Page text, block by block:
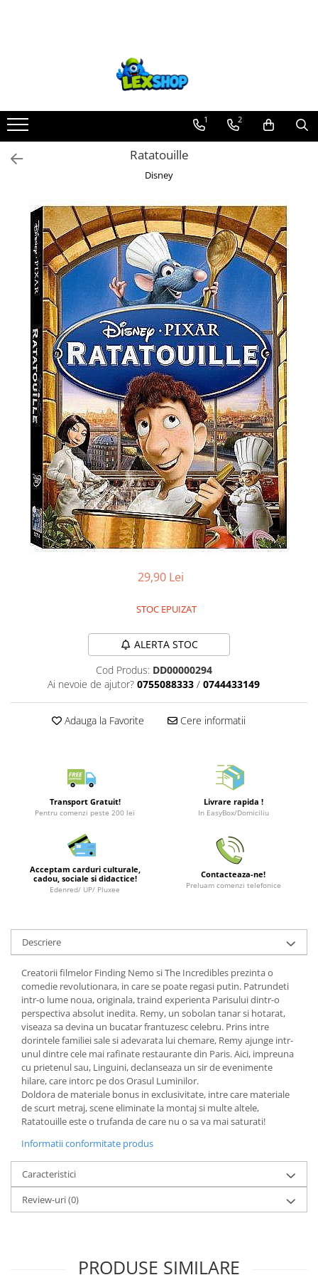
Board Games
Extensii boardgames
Card Games (jocuri cu carti)
Jocuri pentru toata familia
Party Games (jocuri de petrecere)
Jocuri pentru copii
Smart Games
Puzzle-uri logice
Jocuri cu miniaturi
Battletech
Final Girl - solo game
Miniaturi Arkham Horror
Miniaturi HEROCLIX
Accesorii pentru boardgames
Protectii carti (Sleeves)
Playmats
Deck Boxes/Cutii pentru carti
Portofolii/ Clasoare pentru carti
The Army Painter
Organizatoare
Merch Lex Hobby Store
Tricouri
Brelocuri
Plusuri si papusi
Carti
Studio Ghibli/My Neighbor
Totoro/Kiki etc
Carnetele
Dragon Ball
Pokemon
One Piece
Lord of The Rings
Naruto Shippuden
Sailor Moon
Harry Potter
Star Trek
Fallout
Stranger Things
Retro Arcade – Jocuri, Console si
1 2
Ratatouille
Disney
29,90 Lei
STOC EPUIZAT
ALERTA STOC
Cod Produs: DD00000294
Ai nevoie de ajutor? 0755088333 / 0744433149
Adauga la Favorite Cere informatii
Transport Gratuit!
Pentru comenzi peste 200 lei
Livrare rapida !
In EasyBox/Domiciliu
Acceptam carduri culturale,
cadou, sociale si didactice!
Edenred/ UP/ Pluxee
Contacteaza-ne!
Preluam comenzi telefonice
Descriere
Creatorii filmelor Finding Nemo si The Incredibles prezinta o
comedie revolutionara, in care se poate regasi putin. Patrundeti
intr-o lume noua, originala, traind experienta Parisului dintr-o
perspectiva absolut inedita. Remy, un sobolan tanar si hotarat,
viseaza sa devina un bucatar frantuzesc celebru. Prins intre
dorintele familiei sale si adevarata lui chemare, Remy ajunge intr-
unul dintre cele mai rafinate restaurante din Paris. Aici, impreuna
cu prietenul sau, Linguini, declanseaza un sir de evenimente
hilare, care intorc pe dos Orasul Luminilor.
Doldora de materiale bonus in exclusivitate, intre care materiale
de scurt metraj, scene eliminate la montaj si multe altele,
Ratatouille este o trufanda de care nu o sa va mai saturati!
Informatii conformitate produs
Caracteristici
Review-uri(0)
PRODUSE SIMILARE